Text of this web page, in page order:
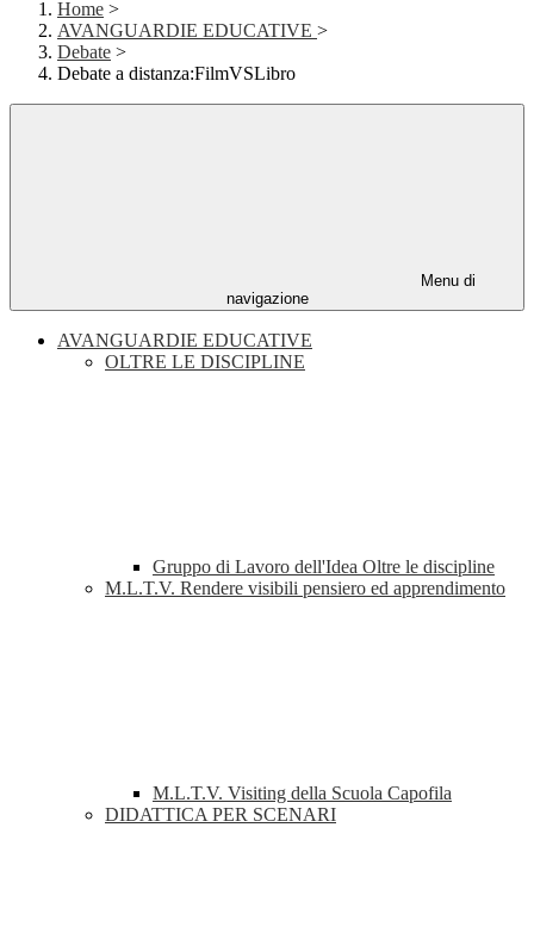
Home >
AVANGUARDIE EDUCATIVE >
Debate >
Debate a distanza:FilmVSLibro
Menu di
navigazione
AVANGUARDIE EDUCATIVE
OLTRE LE DISCIPLINE
Gruppo di Lavoro dell'Idea Oltre le discipline
M.L.T.V. Rendere visibili pensiero ed apprendimento
M.L.T.V. Visiting della Scuola Capofila
DIDATTICA PER SCENARI